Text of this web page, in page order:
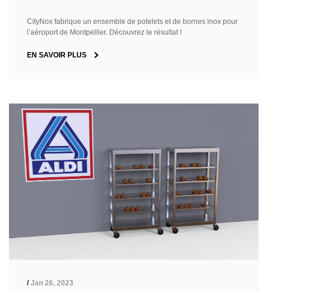
CityNox fabrique un ensemble de potelets et de bornes inox pour
l’aéroport de Montpellier. Découvrez le résultat !
EN SAVOIR PLUS
/Jan 26, 2023